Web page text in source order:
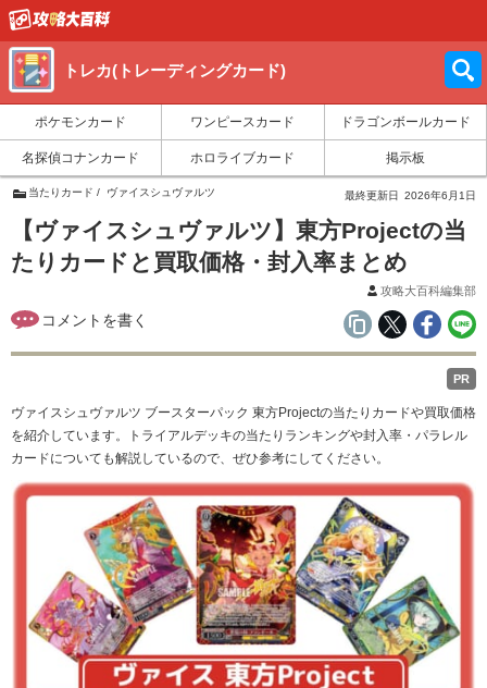
トレカ(トレーディングカード)
ポケモンカード ワンピースカード ドラゴンボールカード
名探偵コナンカード ホロライブカード 掲示板
当たりカード ヴァイスシュヴァルツ 最終更新日 2026年6月1日
【ヴァイスシュヴァルツ】東方Projectの当
たりカードと買取価格・封入率まとめ
攻略大百科編集部
PR
ヴァイスシュヴァルツ ブースターパック 東方Projectの当たりカードや買取価格
を紹介しています。トライアルデッキの当たりランキングや封入率・パラレル
カードについても解説しているので、ぜひ参考にしてください。